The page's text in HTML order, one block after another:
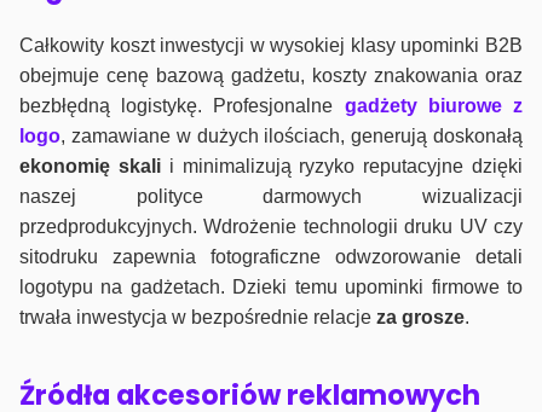
Całkowity koszt inwestycji w wysokiej klasy upominki B2B
obejmuje cenę bazową gadżetu, koszty znakowania oraz
bezbłędną logistykę. Profesjonalne gadżety biurowe z
logo, zamawiane w dużych ilościach, generują doskonałą
ekonomię skalii minimalizują ryzyko reputacyjne dzięki
naszej polityce darmowych wizualizacji
przedprodukcyjnych. Wdrożenie technologii druku UV czy
sitodruku zapewnia fotograficzne odwzorowanie detali
logotypu na gadżetach. Dzieki temu upominki firmowe to
trwała inwestycja w bezpośrednie relacje za grosze.
Źródła akcesoriów reklamowych